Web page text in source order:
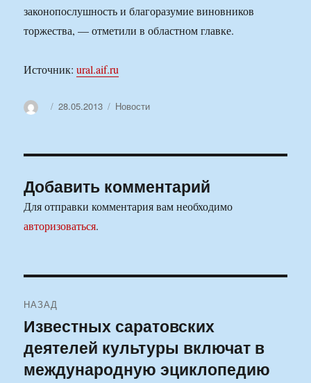
законопослушность и благоразумие виновников
торжества, — отметили в областном главке.
Источник:ural.aif.ru
АвторОпубликовано
28.05.2013 Рубрики
Новости
Добавить комментарий
Для отправки комментария вам необходимо
авторизоваться.
по
записям
НАЗАД
Предыдущая
запись:
Известных саратовских
деятелей культуры включат в
международную эциклопедию